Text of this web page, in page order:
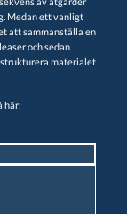
Medan ett vanligt
att sammanställa en
och sedan
materialet
här: